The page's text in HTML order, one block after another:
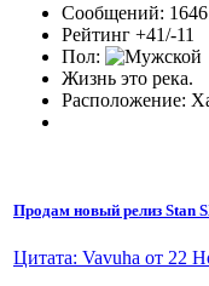
Сообщений: 1646
Рейтинг +41/-11
Пол:
Жизнь это река.
Расположение:
Продам новый релиз Stan
Цитата: Vavuha от 22